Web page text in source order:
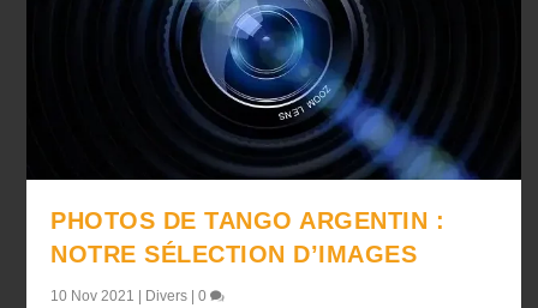
PHOTOS DE TANGO ARGENTIN :
NOTRE SÉLECTION D’IMAGES
10 Nov 2021 | Divers |0